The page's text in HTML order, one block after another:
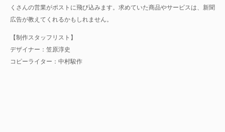
くさんの営業がポストに飛び込みます。求めていた商品やサービスは、新聞
広告が教えてくれるかもしれません。
【制作スタッフリスト】
デザイナー：笠原淳史
コピーライター：中村駿作